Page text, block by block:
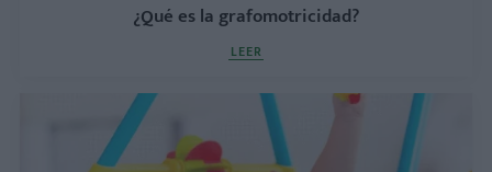
¿Qué es la grafomotricidad?
LEER